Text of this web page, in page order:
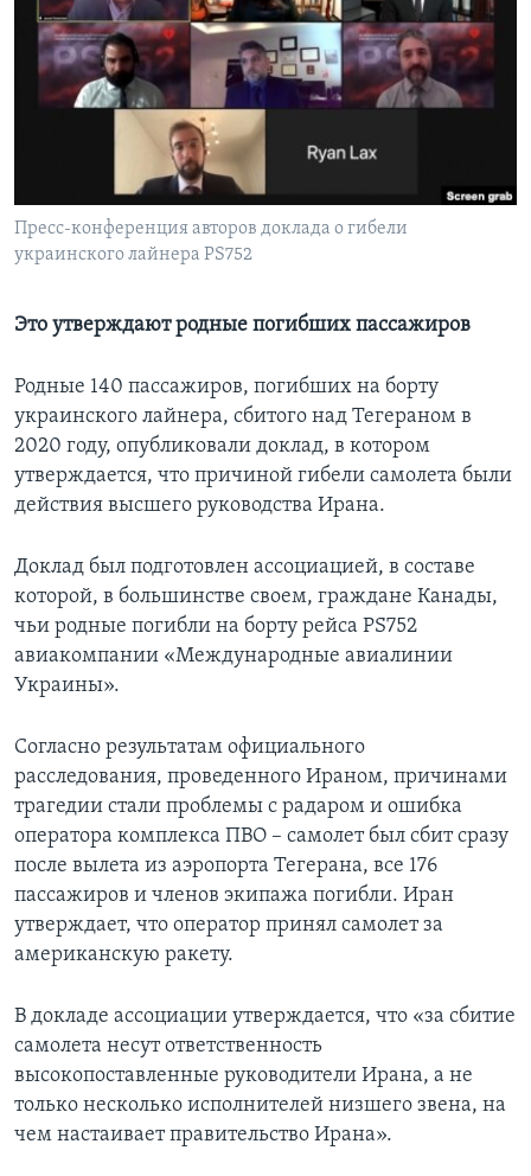
Learning English
СОЦИАЛЬНЫЕ СЕТИ
Пресс-конференция авторов доклада о гибели
украинского лайнера PS752
Это утверждают родные погибших пассажиров
Родные 140 пассажиров, погибших на борту
украинского лайнера, сбитого над Тегераном в
2020 году, опубликовали доклад, в котором
утверждается, что причиной гибели самолета были
действия высшего руководства Ирана.
Доклад был подготовлен ассоциацией, в составе
которой, в большинстве своем, граждане Канады,
чьи родные погибли на борту рейса PS752
авиакомпании «Международные авиалинии
Украины».
Согласно результатам официального
расследования, проведенного Ираном, причинами
трагедии стали проблемы с радаром и ошибка
оператора комплекса ПВО – самолет был сбит сразу
после вылета из аэропорта Тегерана, все 176
пассажиров и членов экипажа погибли. Иран
утверждает, что оператор принял самолет за
американскую ракету.
В докладе ассоциации утверждается, что «за сбитие
самолета несут ответственность
высокопоставленные руководители Ирана, а не
только несколько исполнителей низшего звена, на
чем настаивает правительство Ирана».